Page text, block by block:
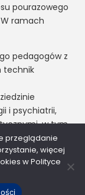
pourazowego
ramach
pedagogów z
technik
i psychiatrii,
w tym
przeglądanie
więcej
w Polityce